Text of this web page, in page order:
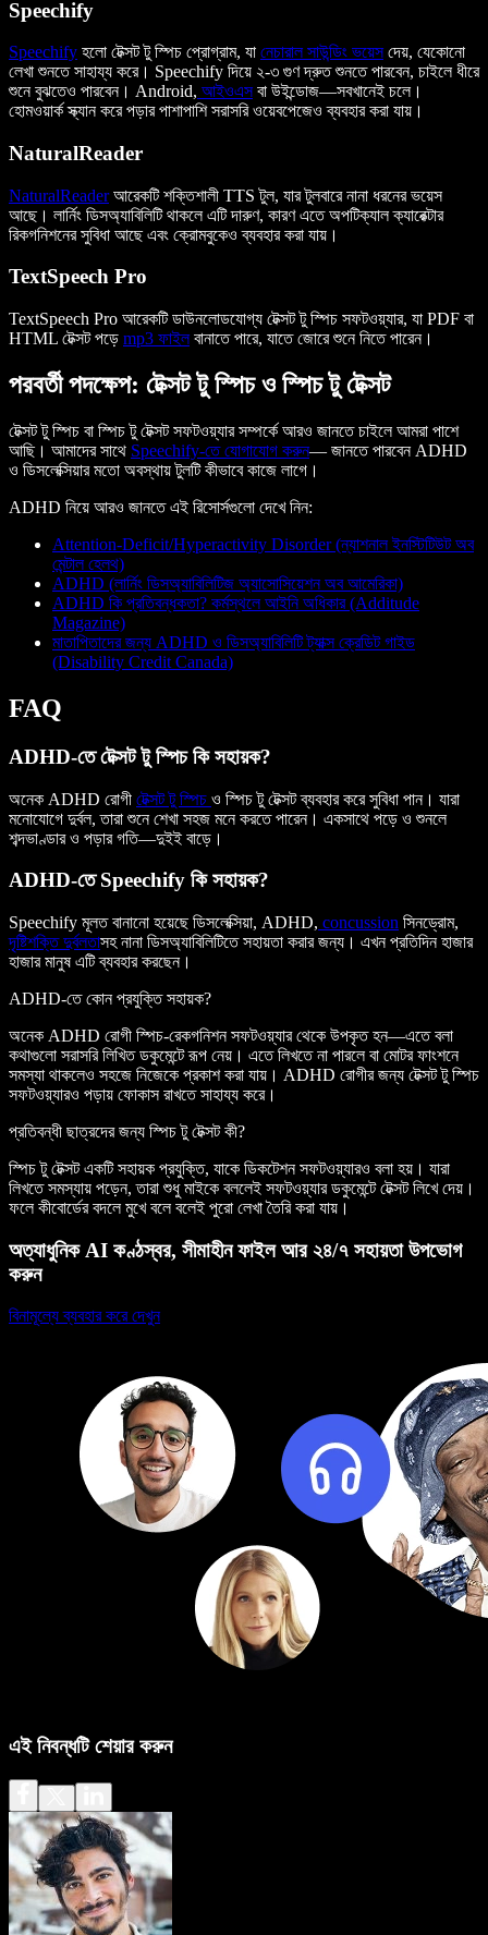
Speechify
Speechify হলো টেক্সট টু স্পিচ প্রোগ্রাম, যা নেচারাল সাউন্ডিং ভয়েসদেয়, যেকোনো
লেখা শুনতে সাহায্য করে। Speechify দিয়ে ২-৩ গুণ দ্রুত শুনতে পারবেন, চাইলে ধীরে
শুনে বুঝতেও পারবেন। Android, আইওএসবা উইন্ডোজ—সবখানেই চলে।
হোমওয়ার্ক স্ক্যান করে পড়ার পাশাপাশি সরাসরি ওয়েবপেজেও ব্যবহার করা যায়।
NaturalReader
NaturalReaderআরেকটি শক্তিশালী TTS টুল, যার টুলবারে নানা ধরনের ভয়েস
আছে। লার্নিং ডিসঅ্যাবিলিটি থাকলে এটি দারুণ, কারণ এতে অপটিক্যাল ক্যারেক্টার
রিকগনিশনের সুবিধা আছে এবং ক্রোমবুকেও ব্যবহার করা যায়।
TextSpeech Pro
TextSpeech Pro আরেকটি ডাউনলোডযোগ্য টেক্সট টু স্পিচ সফটওয়্যার, যা PDF বা
HTML টেক্সট পড়ে mp3 ফাইলবানাতে পারে, যাতে জোরে শুনে নিতে পারেন।
পরবর্তী পদক্ষেপ: টেক্সট টু স্পিচ ও স্পিচ টু টেক্সট
টেক্সট টু স্পিচ বা স্পিচ টু টেক্সট সফটওয়্যার সম্পর্কে আরও জানতে চাইলে আমরা পাশে
আছি। আমাদের সাথে Speechify-তে যোগাযোগ করুন— জানতে পারবেন ADHD
ও ডিসলেক্সিয়ার মতো অবস্থায় টুলটি কীভাবে কাজে লাগে।
ADHD নিয়ে আরও জানতে এই রিসোর্সগুলো দেখে নিন:
Attention-Deficit/Hyperactivity Disorder (ন্যাশনাল ইনস্টিটিউট অব
মেন্টাল হেলথ)
ADHD (লার্নিং ডিসঅ্যাবিলিটিজ অ্যাসোসিয়েশন অব আমেরিকা)
ADHD কি প্রতিবন্ধকতা? কর্মস্থলে আইনি অধিকার (Additude
Magazine)
মাতাপিতাদের জন্য ADHD ও ডিসঅ্যাবিলিটি ট্যাক্স ক্রেডিট গাইড
(Disability Credit Canada)
FAQ
ADHD-তে টেক্সট টু স্পিচ কি সহায়ক?
অনেক ADHD রোগী টেক্সট টু স্পিচ ও স্পিচ টু টেক্সট ব্যবহার করে সুবিধা পান। যারা
মনোযোগে দুর্বল, তারা শুনে শেখা সহজ মনে করতে পারেন। একসাথে পড়ে ও শুনলে
শব্দভাণ্ডার ও পড়ার গতি—দুইই বাড়ে।
ADHD-তে Speechify কি সহায়ক?
Speechify মূলত বানানো হয়েছে ডিসলেক্সিয়া, ADHD, concussion সিনড্রোম,
দৃষ্টিশক্তি দুর্বলতাসহ নানা ডিসঅ্যাবিলিটিতে সহায়তা করার জন্য। এখন প্রতিদিন হাজার
হাজার মানুষ এটি ব্যবহার করছেন।
ADHD-তে কোন প্রযুক্তি সহায়ক?
অনেক ADHD রোগী স্পিচ-রেকগনিশন সফটওয়্যার থেকে উপকৃত হন—এতে বলা
কথাগুলো সরাসরি লিখিত ডকুমেন্টে রূপ নেয়। এতে লিখতে না পারলে বা মোটর ফাংশনে
সমস্যা থাকলেও সহজে নিজেকে প্রকাশ করা যায়। ADHD রোগীর জন্য টেক্সট টু স্পিচ
সফটওয়্যারও পড়ায় ফোকাস রাখতে সাহায্য করে।
প্রতিবন্ধী ছাত্রদের জন্য স্পিচ টু টেক্সট কী?
স্পিচ টু টেক্সট একটি সহায়ক প্রযুক্তি, যাকে ডিকটেশন সফটওয়্যারও বলা হয়। যারা
লিখতে সমস্যায় পড়েন, তারা শুধু মাইকে বললেই সফটওয়্যার ডকুমেন্টে টেক্সট লিখে দেয়।
ফলে কীবোর্ডের বদলে মুখে বলে বলেই পুরো লেখা তৈরি করা যায়।
অত্যাধুনিক AI কণ্ঠস্বর, সীমাহীন ফাইল আর ২৪/৭ সহায়তা উপভোগ
করুন
বিনামূল্যে ব্যবহার করে দেখুন
এই নিবন্ধটি শেয়ার করুন